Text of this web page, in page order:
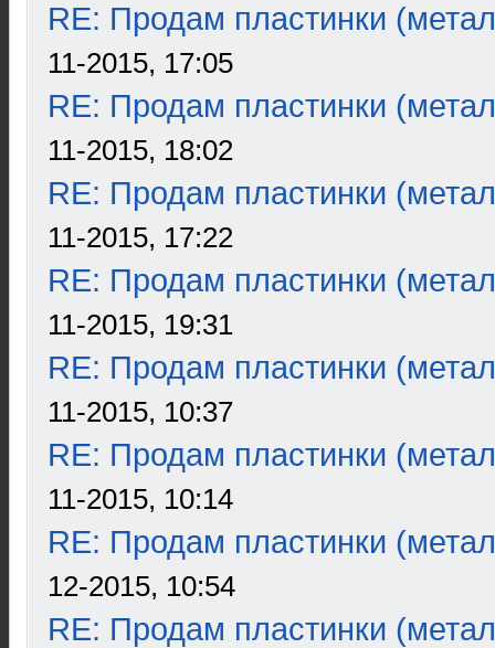
RE: Продам пластинки
11-2015, 17:05
RE: Продам пластинки
11-2015, 18:02
RE: Продам пластинки
11-2015, 17:22
RE: Продам пластинки
11-2015, 19:31
RE: Продам пластинки
11-2015, 10:37
RE: Продам пластинки
11-2015, 10:14
RE: Продам пластинки
12-2015, 10:54
RE: Продам пластинки